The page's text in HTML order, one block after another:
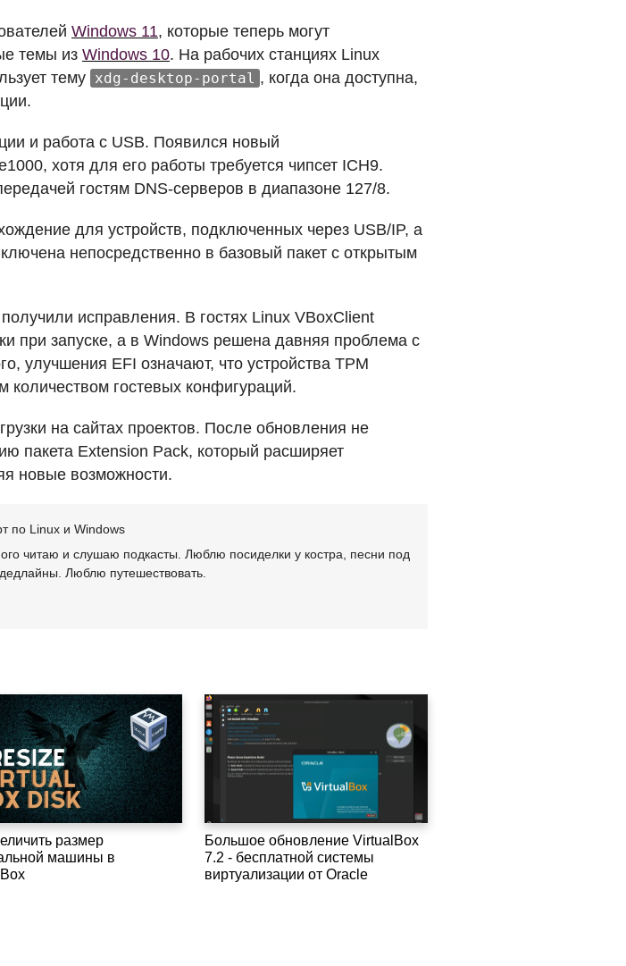
Windows 11, которые теперь могут
темы из Windows 10. На рабочих станциях Linux
тему xdg-desktop-portal , когда она доступна,
и работа с USB. Появился новый
хотя для его работы требуется чипсет ICH9.
гостям DNS-серверов в диапазоне 127/8.
для устройств, подключенных через USB/IP, а
непосредственно в базовый пакет с открытым
исправления. В гостях Linux VBoxClient
при запуске, а в Windows решена давняя проблема с
улучшения EFI означают, что устройства TPM
гостевых конфигураций.
на сайтах проектов. После обновления не
пакета Extension Pack, который расширяет
новые возможности.
по Linux и Windows
читаю и слушаю подкасты. Люблю посиделки у костра, песни под
Люблю путешествовать.
размер
машины в
Большое обновление VirtualBox
7.2 - бесплатной системы
виртуализации от Oracle